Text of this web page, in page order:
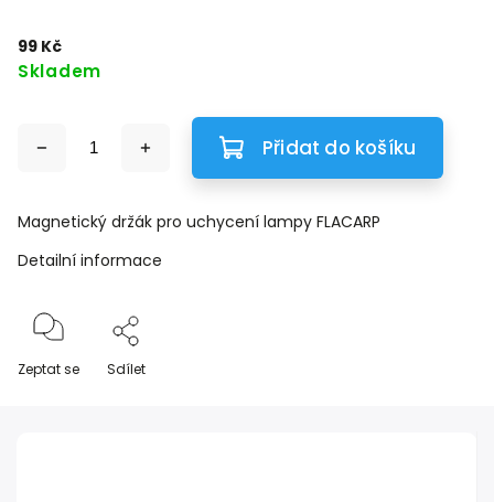
99 Kč
Skladem
Přidat do košíku
Magnetický držák pro uchycení lampy FLACARP
Detailní informace
Zeptat se Sdílet